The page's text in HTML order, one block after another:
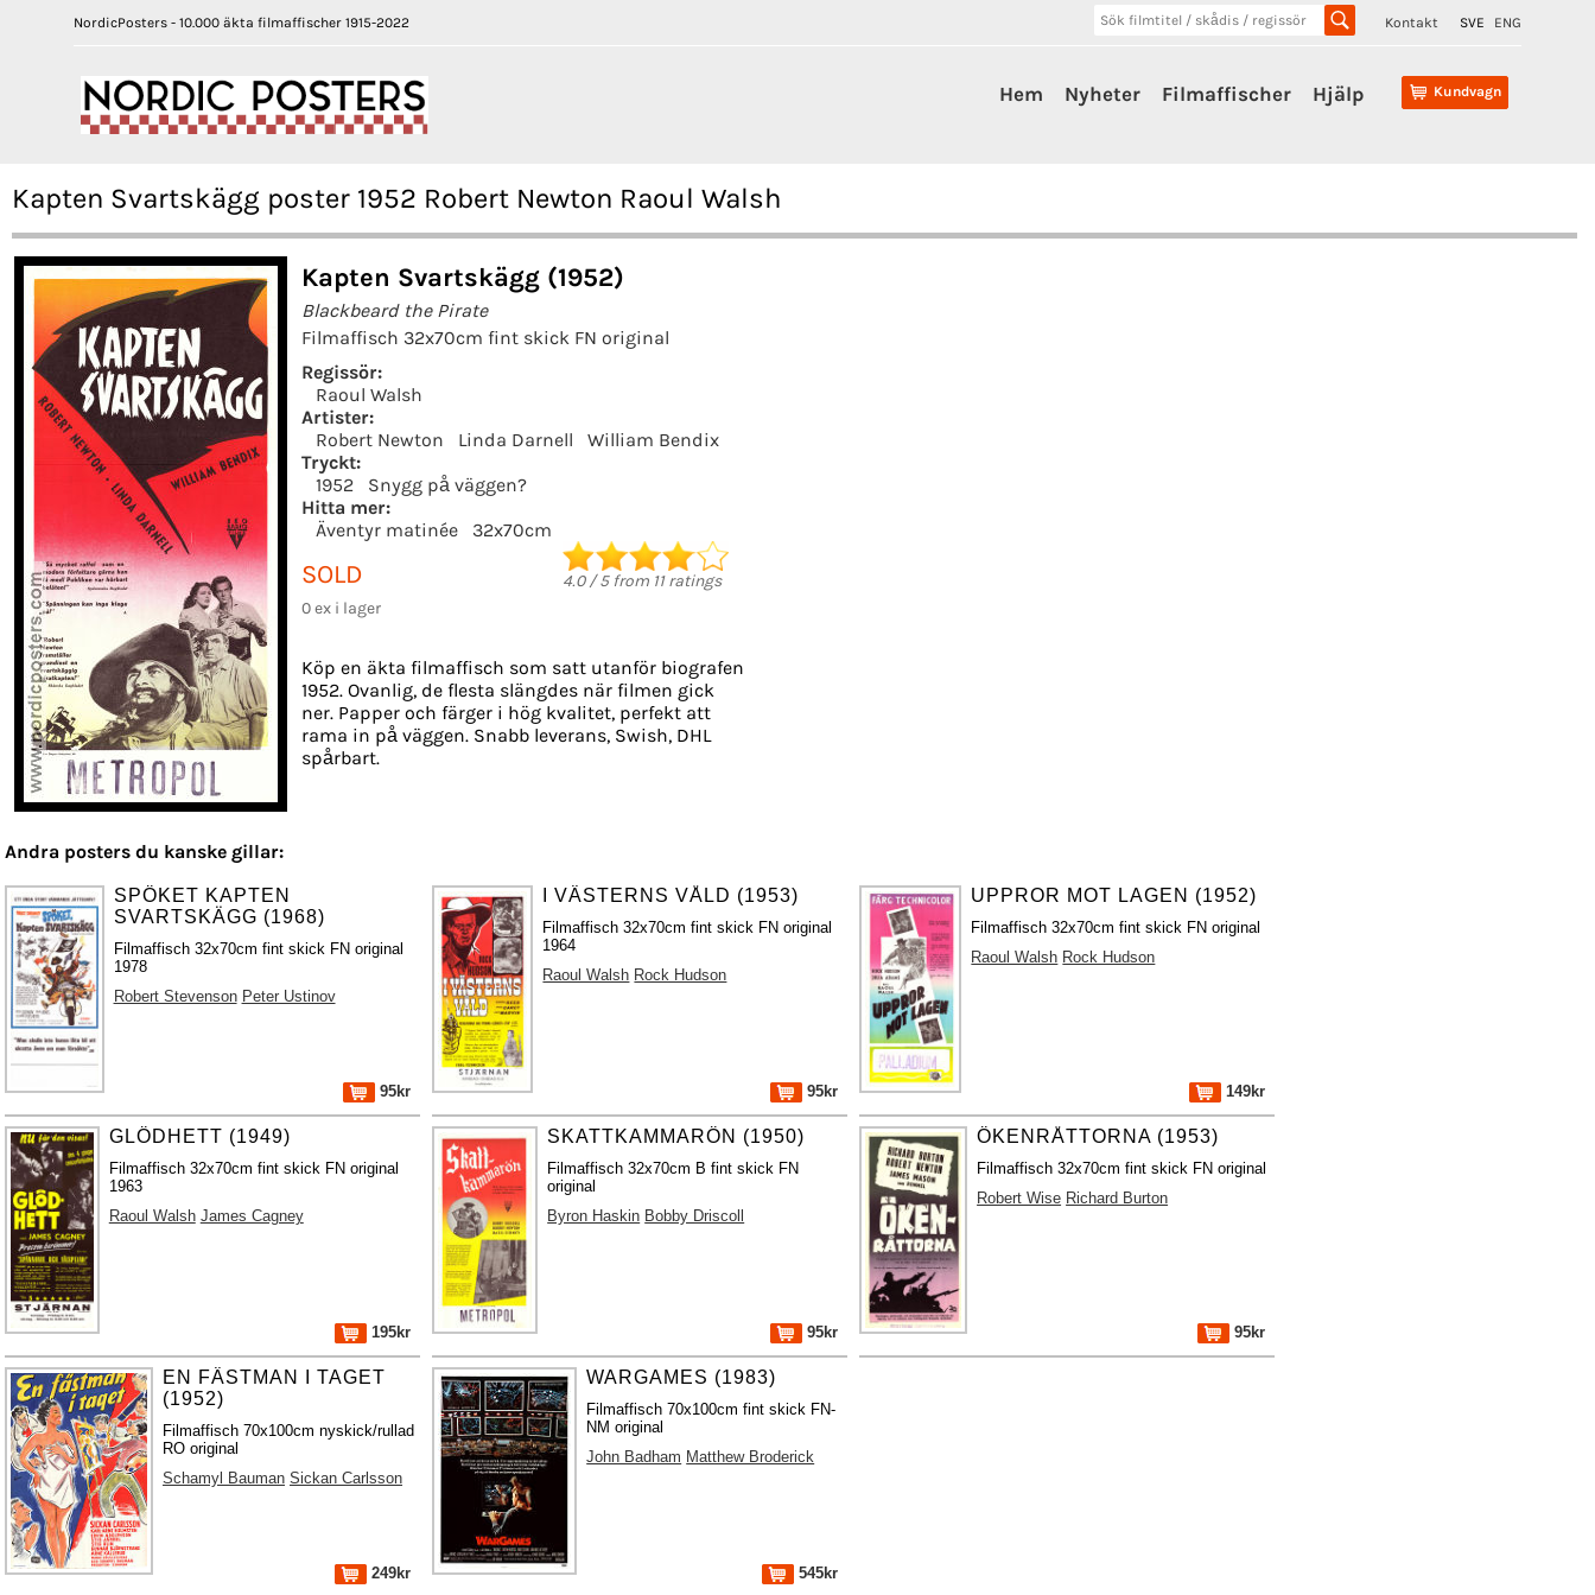
NordicPosters - 10.000 äkta filmaffischer 1915-2022 Kontakt SVE ENG
Kundvagn
Hem Nyheter Filmaffischer Hjälp
Kapten Svartskägg poster 1952 Robert Newton Raoul Walsh
Kapten Svartskägg (1952)
Blackbeard the Pirate
Filmaffisch 32x70cm fint skick FN original
Regissör:
Raoul Walsh
Artister:
Robert Newton
Linda Darnell
William Bendix
Tryckt:
1952
Snygg på väggen?
Hitta mer:
Äventyr matinée
32x70cm
SOLD
0 ex i lager
4.0/5from 11ratings
Köp en äkta filmaffisch som satt utanför biografen
1952. Ovanlig, de flesta slängdes när filmen gick
ner. Papper och färger i hög kvalitet, perfekt att
rama in på väggen. Snabb leverans, Swish, DHL
spårbart.
Andra posters du kanske gillar:
SPÖKET KAPTEN
SVARTSKÄGG (1968)
Filmaffisch 32x70cm fint skick FN original
1978
Robert Stevenson Peter Ustinov
95kr
I VÄSTERNS VÅLD (1953)
Filmaffisch 32x70cm fint skick FN original
1964
Raoul Walsh Rock Hudson
95kr
UPPROR MOT LAGEN (1952)
Filmaffisch 32x70cm fint skick FN original
Raoul Walsh Rock Hudson
149kr
GLÖDHETT (1949)
Filmaffisch 32x70cm fint skick FN original
1963
Raoul Walsh James Cagney
195kr
SKATTKAMMARÖN (1950)
Filmaffisch 32x70cm B fint skick FN
original
Byron Haskin Bobby Driscoll
95kr
ÖKENRÅTTORNA (1953)
Filmaffisch 32x70cm fint skick FN original
Robert Wise Richard Burton
95kr
EN FÄSTMAN I TAGET
(1952)
Filmaffisch 70x100cm nyskick/rullad
RO original
Schamyl Bauman Sickan Carlsson
249kr
WARGAMES (1983)
Filmaffisch 70x100cm fint skick FN-
NM original
John Badham Matthew Broderick
545kr